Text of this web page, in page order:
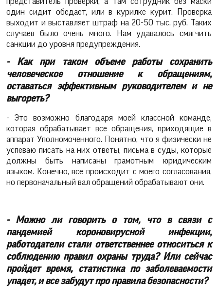
один сидит обедает, или в курилке курит. Проверка
выходит и выставляет штраф на 20-50 тыс. руб. Таких
случаев было очень много. Нам удавалось смягчить
санкции до уровня предупреждения.
- Как при таком объеме работы сохранить
человеческое отношение к обращениям,
оставаться эффективным руководителем и не
выгореть?
- Это возможно благодаря моей классной команде,
которая обрабатывает все обращения, приходящие в
аппарат Уполномоченного. Понятно, что я физически не
успеваю писать на них ответы, письма в суды, которые
должны быть написаны грамотным юридическим
языком. Конечно, все происходит с моего согласования,
но первоначальный вал обращений обрабатывают они.
- Можно ли говорить о том, что в связи с
пандемией короновирусной инфекции,
работодатели стали ответственнее относиться к
соблюдению правил охраны труда? Или сейчас
пройдет время, статистика по заболеваемости
упадет, и все забудут про правила безопасности?